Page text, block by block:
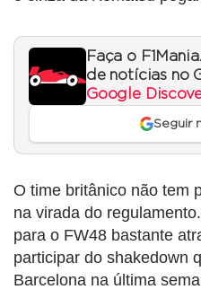
Faça o
de notícias no
Google
Seguir
O time britânico não tem
na virada do
para o FW48 bastante
participar do shakedown
Barcelona na última